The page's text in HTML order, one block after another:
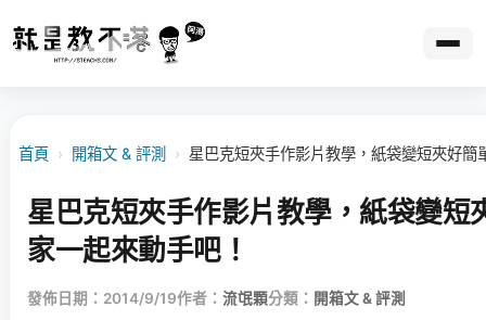
首頁 › 開箱文 & 評測 › 星巴克短夾手作影片教學，紙袋變短夾好簡
星巴克短夾手作影片教學，紙袋變短
家一起來動手吧！
發佈日期：2014/9/19作者： 流氓顆分類： 開箱文 & 評測